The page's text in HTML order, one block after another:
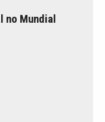
no Mundial